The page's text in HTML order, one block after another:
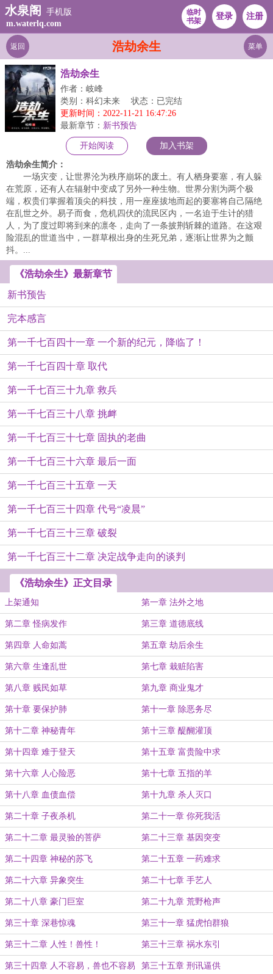
水泉阁
手机版
m.waterlq.com
临时
书架
登录 注册
浩劫余生
返回 菜单
浩劫余生
作者：岐峰
类别：科幻未来
状态：已完结
更新时间：2022-11-21 16:47:26
最新章节： 新书预告
开始阅读 加入书架
浩劫余生简介：
一场灾变，让世界沦为秩序崩坏的废土。有人栖身要塞，有人躲
在荒原，还有人在辐射中变成了另外一种生物。世界分割为两个极
端，权贵们掌握着顶尖的科技，用一座座拔地而起的要塞将自己隔绝
在乱世之外。易子而食，危机四伏的流民区内，一名迫于生计的猎
人，为了度过即将到来的凛冬，走向了一条披荆斩棘的道路。在这艰
险混乱的世道当中，一群草根出身的生死兄弟，逐渐让世界为之颤
抖。...
《浩劫余生》最新章节
新书预告
完本感言
第一千七百四十一章 一个新的纪元，降临了！
第一千七百四十章 取代
第一千七百三十九章 救兵
第一千七百三十八章 挑衅
第一千七百三十七章 固执的老曲
第一千七百三十六章 最后一面
第一千七百三十五章 一天
第一千七百三十四章 代号“凌晨”
第一千七百三十三章 破裂
第一千七百三十二章 决定战争走向的谈判
《浩劫余生》正文目录
上架通知 第一章 法外之地
第二章 怪病发作 第三章 道德底线
第四章 人命如蒿 第五章 劫后余生
第六章 生逢乱世 第七章 栽赃陷害
第八章 贱民如草 第九章 商业鬼才
第十章 要保护肺 第十一章 除恶务尽
第十二章 神秘青年 第十三章 醍醐灌顶
第十四章 难于登天 第十五章 富贵险中求
第十六章 人心险恶 第十七章 五指的羊
第十八章 血债血偿 第十九章 杀人灭口
第二十章 子夜杀机 第二十一章 你死我活
第二十二章 最灵验的菩萨 第二十三章 基因突变
第二十四章 神秘的苏飞 第二十五章 一药难求
第二十六章 异象突生 第二十七章 手艺人
第二十八章 豪门巨室 第二十九章 荒野枪声
第三十章 深巷惊魂 第三十一章 猛虎怕群狼
第三十二章 人性！兽性！ 第三十三章 祸水东引
第三十四章 人不容易，兽也不容易 第三十五章 刑讯逼供